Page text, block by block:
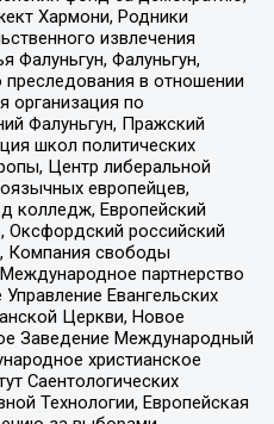
Хармони, Родники
извлечения
Фалуньгун, Фалуньгун,
в отношении
организация по
Фалуньгун, Пражский
школ политических
Центр либеральной
европейцев,
колледж, Европейский
российский
Компания свободы
партнерство
Евангельских
Церкви, Новое
Заведение Международный
христианское
Саентологических
Технологии, Европейская